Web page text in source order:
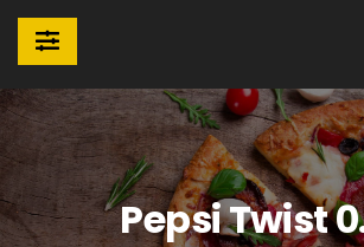
Pepsi Twist